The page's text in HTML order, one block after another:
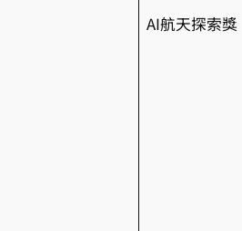
AI航天探索獎